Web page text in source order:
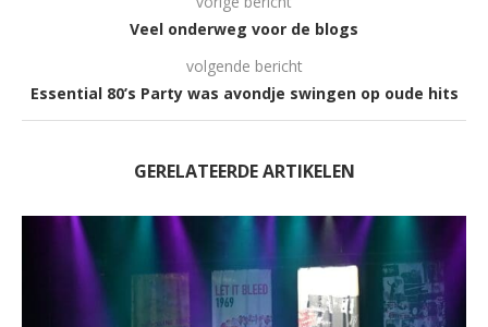
Veel onderweg voor de blogs
volgende bericht
Essential 80’s Party was avondje swingen op oude hits
GERELATEERDE ARTIKELEN